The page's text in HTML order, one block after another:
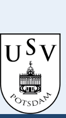
Close Search Block
Search